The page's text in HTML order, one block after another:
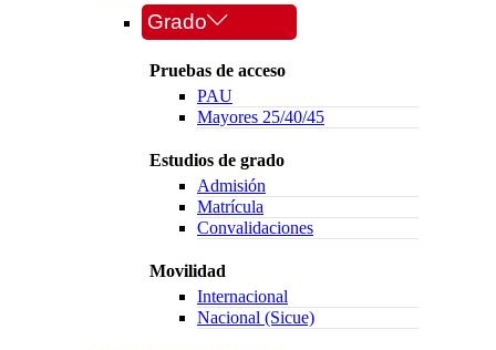
Grado
Pruebas de acceso
PAU
Mayores 25/40/45
Estudios de grado
Admisión
Matrícula
Convalidaciones
Movilidad
Internacional
Nacional (Sicue)